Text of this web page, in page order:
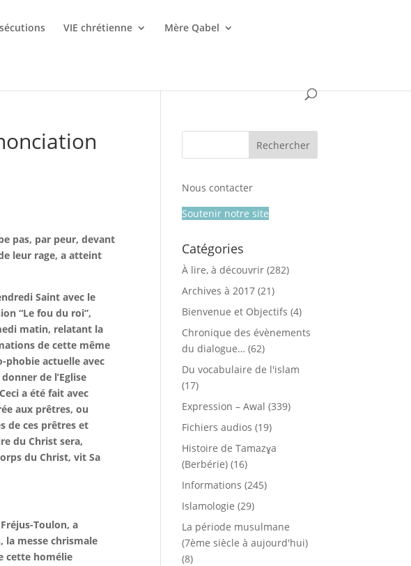
VIE chrétienne Mère Qabel
pas, par peur, devant
leur rage, a atteint
Saint avec le
“Le fou du roi”,
matin, relatant la
de cette même
phobie actuelle avec
de l’Eglise
a été fait avec
aux prêtres, ou
de ces prêtres et
du Christ sera,
du Christ, vit Sa
Toulon, a
la messe chrismale
cette homélie
Nous contacter
Soutenir notre site
Catégories
À lire, à découvrir (282)
Archives à 2017 (21)
Bienvenue et Objectifs (4)
Chronique des évènements
du dialogue… (62)
Du vocabulaire de l'islam
(17)
Expression – Awal (339)
Fichiers audios (19)
Histoire de Tamazɣa
(Berbérie) (16)
Informations (245)
Islamologie (29)
La période musulmane
(7ème siècle à aujourd'hui)
(8)